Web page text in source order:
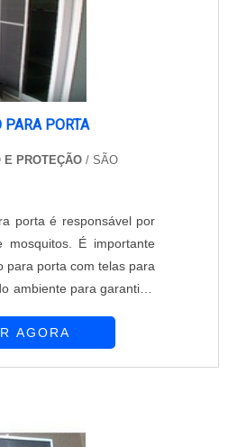
PORTA
E PROTEÇÃO / SÃO
porta é responsável por
É importante
para porta com telas para
ambiente para garantir a
no mercado desde 1997.
AGORA